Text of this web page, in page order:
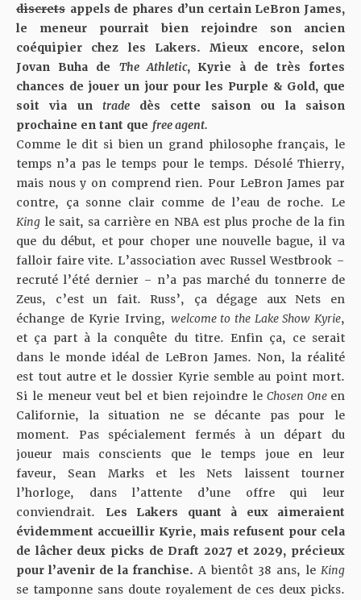
discrets appels de phares d’un certain LeBron James,
le meneur pourrait bien rejoindre son ancien
coéquipier chez les Lakers. Mieux encore, selon
Jovan Buha de The Athletic, Kyrie à de très fortes
chances de jouer un jour pour les Purple & Gold, que
soit via untrade dès cette saison ou la saison
prochaine en tant que free agent.
Comme le dit si bien un grand philosophe français, le
temps n’a pas le temps pour le temps. Désolé Thierry,
mais nous y on comprend rien. Pour LeBron James par
contre, ça sonne clair comme de l’eau de roche. Le
King le sait, sa carrière en NBA est plus proche de la fin
que du début, et pour choper une nouvelle bague, il va
falloir faire vite. L’association avec Russel Westbrook –
recruté l’été dernier – n’a pas marché du tonnerre de
Zeus, c’est un fait. Russ’, ça dégage aux Nets en
échange de Kyrie Irving, welcome to the Lake Show Kyrie,
et ça part à la conquête du titre. Enfin ça, ce serait
dans le monde idéal de LeBron James. Non, la réalité
est tout autre et le dossier Kyrie semble au point mort.
Si le meneur veut bel et bien rejoindre leChosen One en
Californie, la situation ne se décante pas pour le
moment. Pas spécialement fermés à un départ du
joueur mais conscients que le temps joue en leur
faveur, Sean Marks et les Nets laissent tourner
l’horloge, dans l’attente d’une offre qui leur
conviendrait. Les Lakers quant à eux aimeraient
évidemment accueillir Kyrie, mais refusent pour cela
de lâcher deux picks de Draft 2027 et 2029, précieux
pour l’avenir de la franchise. A bientôt 38 ans, le King
se tamponne sans doute royalement de ces deux picks.